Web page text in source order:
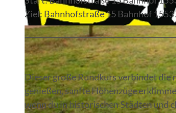
© Seenland Oder-Spree e.V.
Ziel: Bahnhofstraße 15 Bahnhof
Dieser große Rundkurs verbindet die
genießen, sanfte Höhenzüge
wenn du in historischen Städten und